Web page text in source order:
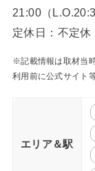
21:00（
定休日：不定休
※記載情報は取材当
利用前に公式サイト
エリア＆駅